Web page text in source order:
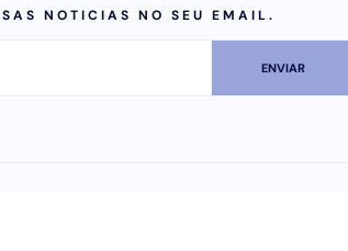
NOTICIAS NO SEU EMAIL.